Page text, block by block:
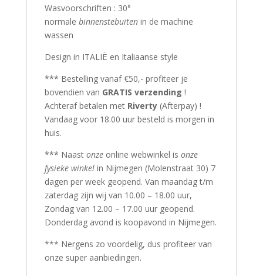
Wasvoorschriften : 30°
normale binnenstebuiten in de machine
wassen
Design in ITALIË en Italiaanse style
*** Bestelling vanaf €50,- profiteer je
bovendien van GRATIS verzending !
Achteraf betalen met Riverty (Afterpay) !
Vandaag voor 18.00 uur besteld is morgen in
huis.
*** Naast onzeonline webwinkel is onze
fysieke winkelin Nijmegen (Molenstraat 30) 7
dagen per week geopend. Van maandag t/m
zaterdag zijn wij van 10.00 – 18.00 uur,
Zondag van 12.00 – 17.00 uur geopend.
Donderdag avond is koopavond in Nijmegen.
*** Nergens zo voordelig, dus profiteer van
onze super aanbiedingen.